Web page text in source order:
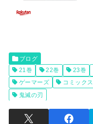
ブログ
21巻
22巻 23巻
ゲーマーズ
コミックス
鬼滅の刃